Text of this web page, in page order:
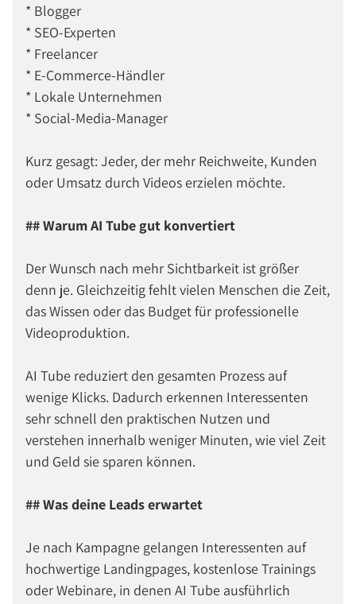
* Blogger
* SEO-Experten
* Freelancer
* E-Commerce-Händler
* Lokale Unternehmen
* Social-Media-Manager
Kurz gesagt: Jeder, der mehr Reichweite, Kunden
oder Umsatz durch Videos erzielen möchte.
## Warum AI Tube gut konvertiert
Der Wunsch nach mehr Sichtbarkeit ist größer
denn je. Gleichzeitig fehlt vielen Menschen die Zeit,
das Wissen oder das Budget für professionelle
Videoproduktion.
AI Tube reduziert den gesamten Prozess auf
wenige Klicks. Dadurch erkennen Interessenten
sehr schnell den praktischen Nutzen und
verstehen innerhalb weniger Minuten, wie viel Zeit
und Geld sie sparen können.
## Was deine Leads erwartet
Je nach Kampagne gelangen Interessenten auf
hochwertige Landingpages, kostenlose Trainings
oder Webinare, in denen AI Tube ausführlich